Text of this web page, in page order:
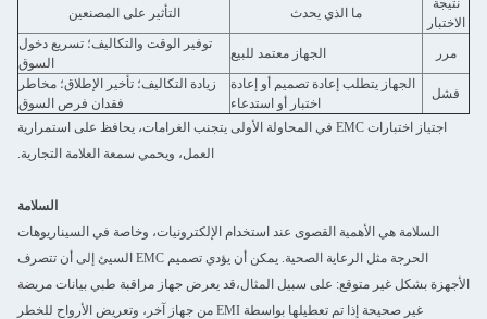
نتيجة
الاختبار
ما الذي يحدث التأثير على المصنعين
مرر الجهاز معتمد للبيع
توفير الوقت والتكاليف؛ تسريع دخول
السوق
فشل
الجهاز يتطلب إعادة تصميم أو إعادة
اختبار أو استدعاء
زيادة التكاليف؛ تأخير الإطلاق؛ مخاطر
فقدان فرص السوق
اجتياز اختبارات EMC في المحاولة الأولى يتجنب الغرامات، يحافظ على استمرارية
العمل، ويحمي سمعة العلامة التجارية.
السلامة
السلامة هي الأهمية القصوى عند استخدام الإلكترونيات، وخاصة في السيناريوهات
الحرجة مثل الرعاية الصحية. يمكن أن يؤدي تصميم EMC السيئ إلى أن تتصرف
الأجهزة بشكل غير متوقع: على سبيل المثال،قد يعرض جهاز مراقبة طبي بيانات مريضة
غير صحيحة إذا تم تعطيلها بواسطة EMI من جهاز آخر، وتعريض الأرواح للخطر